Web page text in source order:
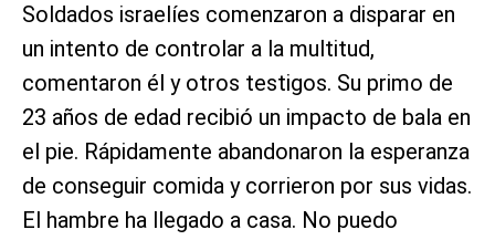
Soldados israelíes comenzaron a disparar en
un intento de controlar a la multitud,
comentaron él y otros testigos. Su primo de
23 años de edad recibió un impacto de bala en
el pie. Rápidamente abandonaron la esperanza
de conseguir comida y corrieron por sus vidas.
El hambre ha llegado a casa. No puedo